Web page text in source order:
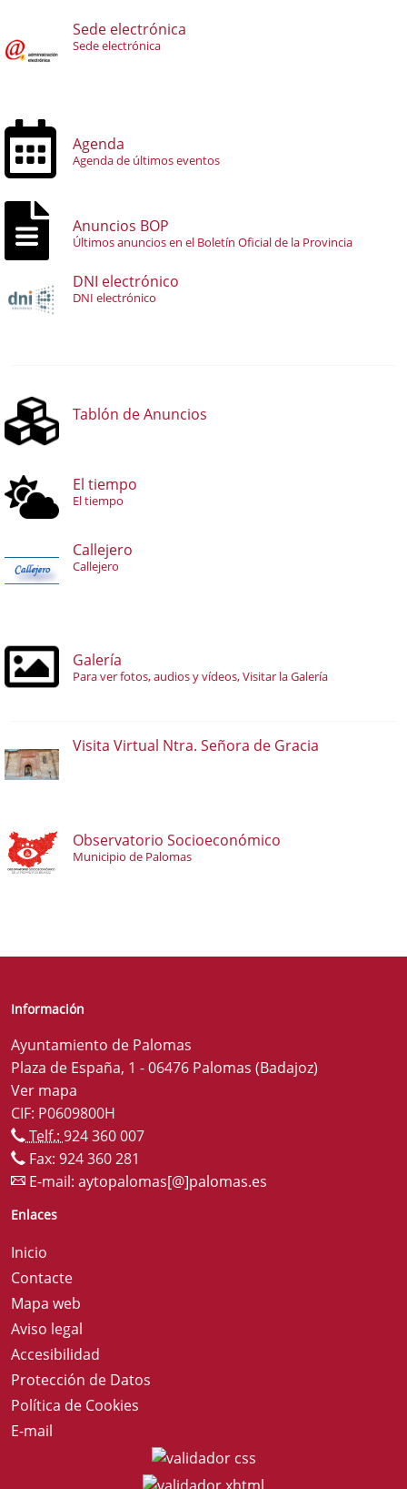
Sede electrónica
Sede electrónica
Agenda
Agenda de últimos eventos
Anuncios BOP
Últimos anuncios en el Boletín Oficial de la Provincia
DNI electrónico
DNI electrónico
Tablón de Anuncios
El tiempo
El tiempo
Callejero
Callejero
Galería
Para ver fotos, audios y vídeos, Visitar la Galería
Visita Virtual Ntra. Señora de Gracia
Observatorio Socioeconómico
Municipio de Palomas
Información
Ayuntamiento de Palomas
Plaza de España, 1 - 06476 Palomas (Badajoz)
Ver mapa
CIF: P0609800H
Telf.: 924 360 007
Fax: 924 360 281
E-mail: aytopalomas[@]palomas.es
Enlaces
Inicio
Contacte
Mapa web
Aviso legal
Accesibilidad
Protección de Datos
Política de Cookies
E-mail